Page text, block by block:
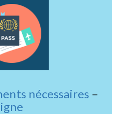
nécessaires –